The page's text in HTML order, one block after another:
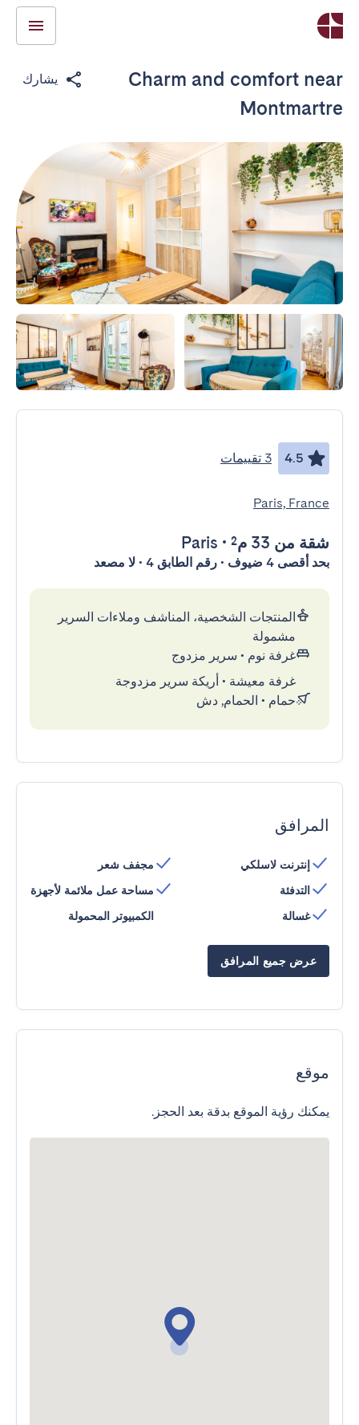
Charm and comfort near
Montmartre
يشارك
4.5 3 تقييمات
Paris, France
شقة من 33 م² •
Paris
بحد أقصى 4 ضيوف • رقم الطابق 4 • لا مصعد
المنتجات الشخصية، المناشف وملاءات السرير
مشمولة
غرفة نوم • سرير مزدوج
غرفة معيشة • أريكة سرير مزدوجة
حمام • الحمام, دش
المرافق
إنترنت لاسلكي
التدفئة
غسالة
مجفف شعر
مساحة عمل ملائمة لأجهزة
الكمبيوتر المحمولة
عرض جميع المرافق
موقع
يمكنك رؤية الموقع بدقة بعد الحجز.